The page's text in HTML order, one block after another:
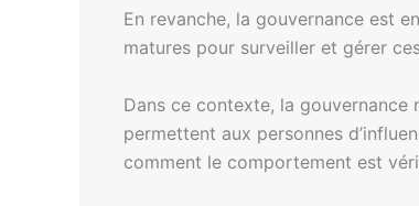
En revanche, la gouvernance est
matures pour surveiller et gérer
Dans ce contexte, la gouvernance
permettent aux personnes
comment le comportement est